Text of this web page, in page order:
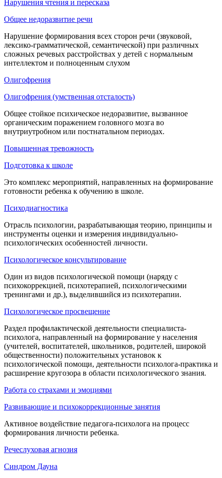
Нарушения чтения и пересказа
Общее недоразвитие речи
Нарушение формирования всех сторон речи (звуковой,
лексико-грамматической, семантической) при различных
сложных речевых расстройствах у детей с нормальным
интеллектом и полноценным слухом
Олигофрения
Олигофрения (умственная отсталость)
Общее стойкое психическое недоразвитие, вызванное
органическим поражением головного мозга во
внутриутробном или постнатальном периодах.
Повышенная тревожность
Подготовка к школе
Это комплекс мероприятий, направленных на формирование
готовности ребенка к обучению в школе.
Психодиагностика
Отрасль психологии, разрабатывающая теорию, принципы и
инструменты оценки и измерения индивидуально-
психологических особенностей личности.
Психологическое консультирование
Один из видов психологической помощи (наряду с
психокоррекцией, психотерапией, психологическими
тренингами и др.), выделившийся из психотерапии.
Психологическое просвещение
Раздел профилактической деятельности специалиста-
психолога, направленный на формирование у населения
(учителей, воспитателей, школьников, родителей, широкой
общественности) положительных установок к
психологической помощи, деятельности психолога-практика и
расширение кругозора в области психологического знания.
Работа со страхами и эмоциями
Развивающие и психокоррекционные занятия
Активное воздействие педагога-психолога на процесс
формирования личности ребенка.
Речеслуховая агнозия
Синдром Дауна